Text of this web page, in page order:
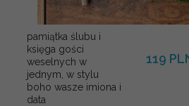
pamiątka ślubu i
księga gości
weselnych w
jednym, w stylu
boho wasze imiona i
data
119